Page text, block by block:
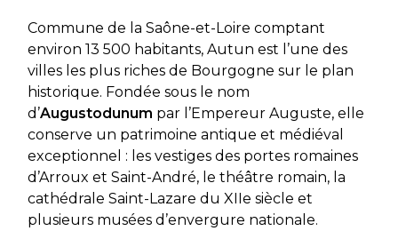
Commune de la Saône-et-Loire comptant
environ 13 500 habitants, Autun est l’une des
villes les plus riches de Bourgogne sur le plan
historique. Fondée sous le nom
d’Augustodunum par l’Empereur Auguste, elle
conserve un patrimoine antique et médiéval
exceptionnel : les vestiges des portes romaines
d’Arroux et Saint-André, le théâtre romain, la
cathédrale Saint-Lazare du XIIe siècle et
plusieurs musées d’envergure nationale.